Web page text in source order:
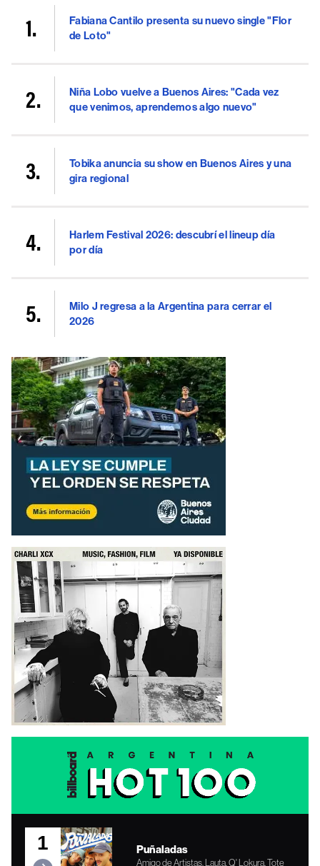
Fabiana Cantilo presenta su nuevo single "Flor
de Loto"
Niña Lobo vuelve a Buenos Aires: "Cada vez
que venimos, aprendemos algo nuevo"
Tobika anuncia su show en Buenos Aires y una
gira regional
Harlem Festival 2026: descubrí el lineup día
por día
Milo J regresa a la Argentina para cerrar el
2026
1 Puñaladas
Amigo de Artistas, Lauta, Q' Lokura, Tote